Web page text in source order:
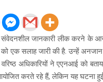
जानकारी लीक करने के
एक सलाह जारी की है. उन्हें
अधिकारियों ने एएनआई को
करते रहे हैं, लेकिन यह घटना